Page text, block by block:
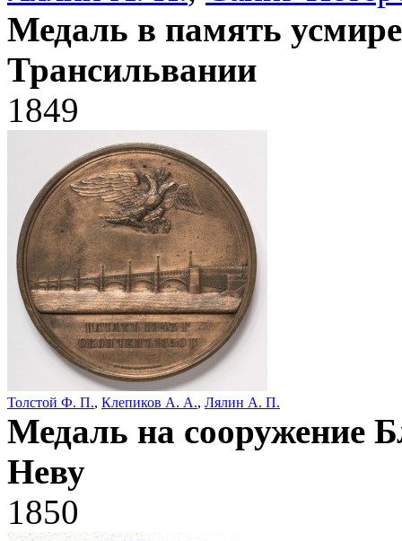
Медаль в память
Трансильвании
1849
Толстой Ф. П., Клепиков А. А., Лялин А. П.
Медаль на сооружение
Неву
1850